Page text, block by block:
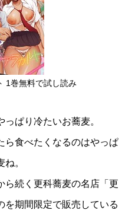
1巻無料で試し読み
ぱり冷たいお蕎麦。
ら食べたくなるのはやっぱ
。
ら続く更科蕎麦の名店「更
を期間限定で販売している